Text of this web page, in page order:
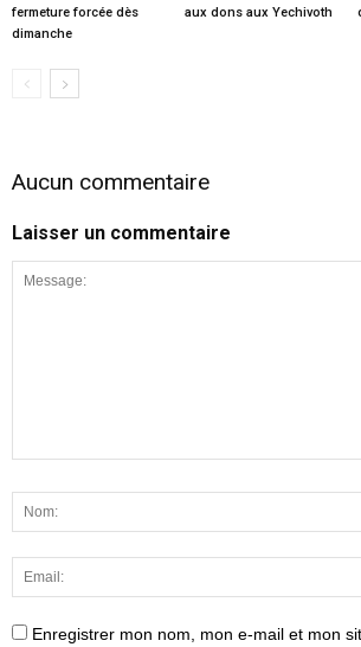
fermeture forcée dès
dimanche
aux dons aux Yechivoth
Aucun commentaire
Laisser un commentaire
Enregistrer mon nom, mon e-mail et mon